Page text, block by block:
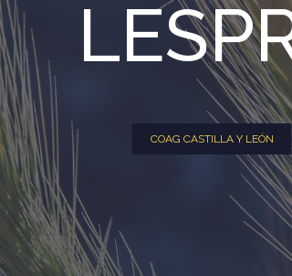
COAG CASTILLA Y LEÓN